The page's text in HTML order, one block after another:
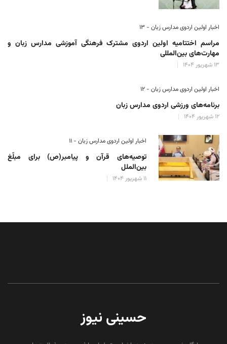
اخبار اولین اردوی مدارس زبان - ۱۳
مراسم اختتامیه اولین اردوی مشترک فرهنگی آموزشی مدارس زبان و
مهارت‌های بین‌المللی
۱۳ شهریور ۱۴۰۴
اخبار اولین اردوی مدارس زبان - ۱۲
برنامه‌های ورزشی اردوی مدارس زبان
۱۲ شهریور ۱۴۰۴
اخبار اولین اردوی مدارس زبان - ۱۱
توصیه‌های قرآن و پیامبر(ص) برای مبلّغ
بین‌الملل
۱۱ شهریور ۱۴۰۴
حسینی نیوز